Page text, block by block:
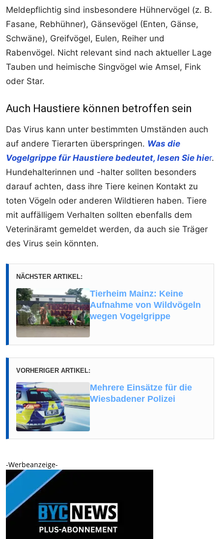
Meldepflichtig sind insbesondere Hühnervögel (z. B.
Fasane, Rebhühner), Gänsevögel (Enten, Gänse,
Schwäne), Greifvögel, Eulen, Reiher und
Rabenvögel. Nicht relevant sind nach aktueller Lage
Tauben und heimische Singvögel wie Amsel, Fink
oder Star.
Auch Haustiere können betroffen sein
Das Virus kann unter bestimmten Umständen auch
auf andere Tierarten überspringen. Was die
Vogelgrippe für Haustiere bedeutet, lesen Sie hier.
Hundehalterinnen und -halter sollten besonders
darauf achten, dass ihre Tiere keinen Kontakt zu
toten Vögeln oder anderen Wildtieren haben. Tiere
mit auffälligem Verhalten sollten ebenfalls dem
Veterinäramt gemeldet werden, da auch sie Träger
des Virus sein könnten.
NÄCHSTER ARTIKEL:
Tierheim Mainz: Keine
Aufnahme von Wildvögeln
wegen Vogelgrippe
VORHERIGER ARTIKEL:
Mehrere Einsätze für die
Wiesbadener Polizei
-Werbeanzeige-